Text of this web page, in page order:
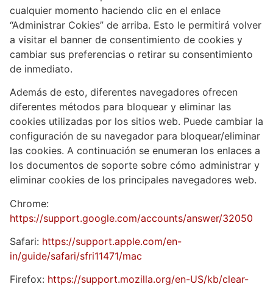
cualquier momento haciendo clic en el enlace
“Administrar Cokies” de arriba. Esto le permitirá volver
a visitar el banner de consentimiento de cookies y
cambiar sus preferencias o retirar su consentimiento
de inmediato.
Además de esto, diferentes navegadores ofrecen
diferentes métodos para bloquear y eliminar las
cookies utilizadas por los sitios web. Puede cambiar la
configuración de su navegador para bloquear/eliminar
las cookies. A continuación se enumeran los enlaces a
los documentos de soporte sobre cómo administrar y
eliminar cookies de los principales navegadores web.
Chrome:
https://support.google.com/accounts/answer/32050
Safari: https://support.apple.com/en-
in/guide/safari/sfri11471/mac
Firefox: https://support.mozilla.org/en-US/kb/clear-